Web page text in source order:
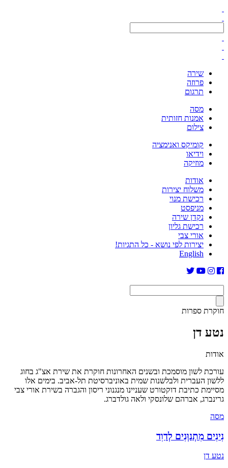
שירה
פרוזה
תרגום
מסה
אמנות חזותית
צילום
קומיקס ואנימציה
וידיאו
מוזיקה
אודות
משלוח יצירות
רכישת מנוי
מניפסט
נקדן שירה
רכישת גליון
אורי צבי
יצירות לפי נושא - כל התגיות!
English
חוקרת ספרות
נטע דן
אודות
עורכת לשון מוסמכת ובשנים האחרונות חוקרת את שירת אצ"ג בחוג
ללשון העברית ולבלשנות שמית באוניברסיטת תל-אביב. בימים אלו
מסיימת כתיבת דוקטורט שעניינו מנגנוני ריסון והגברה בשירת אורי צבי
גרינברג, אברהם שלונסקי ולאה גולדברג.
מסה
נִינִים מִתְנַוְּנִים לְדָוִד
נטע דן